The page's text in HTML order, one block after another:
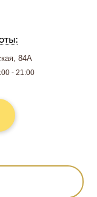
84А
- 21:00